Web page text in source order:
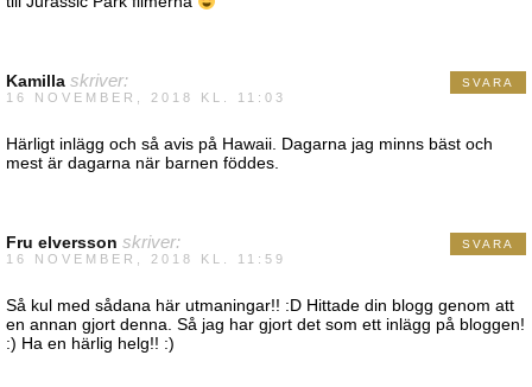
Kamilla skriver:
16 NOVEMBER, 2018 KL. 11:03
Härligt inlägg och så avis på Hawaii. Dagarna jag minns bäst och
mest är dagarna när barnen föddes.
SVARA
Fru elversson skriver:
16 NOVEMBER, 2018 KL. 11:59
Så kul med sådana här utmaningar!! :D Hittade din blogg genom att
en annan gjort denna. Så jag har gjort det som ett inlägg på bloggen!
:) Ha en härlig helg!! :)
SVARA